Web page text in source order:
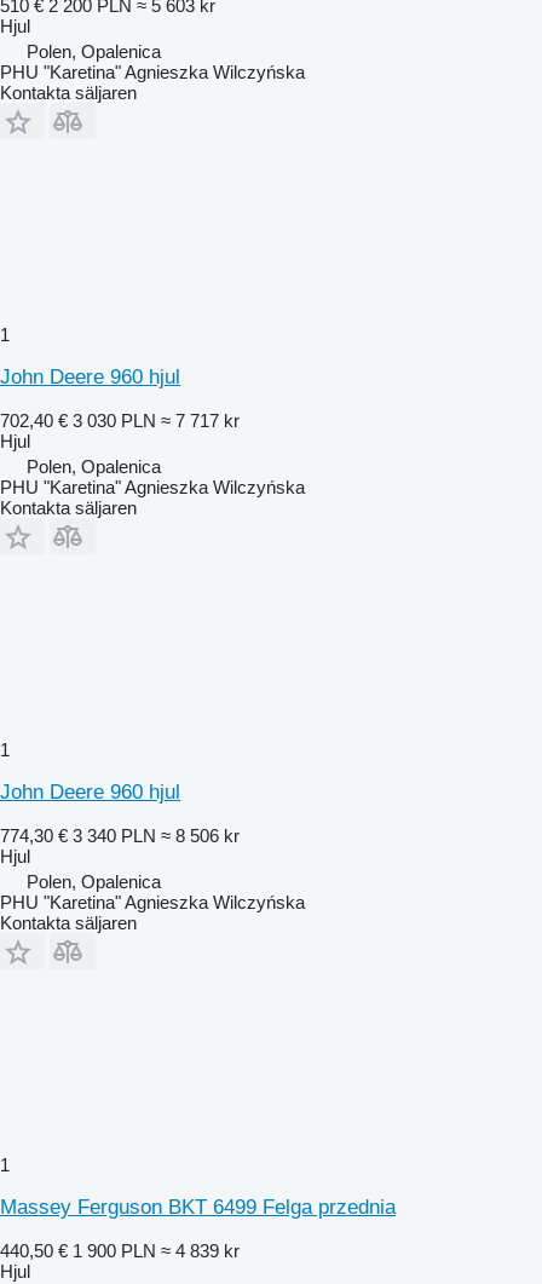
510 € 2 200 PLN ≈ 5 603 kr
Hjul
Polen, Opalenica
PHU "Karetina" Agnieszka Wilczyńska
Kontakta säljaren
1
John Deere 960 hjul
702,40 € 3 030 PLN ≈ 7 717 kr
Hjul
Polen, Opalenica
PHU "Karetina" Agnieszka Wilczyńska
Kontakta säljaren
1
John Deere 960 hjul
774,30 € 3 340 PLN ≈ 8 506 kr
Hjul
Polen, Opalenica
PHU "Karetina" Agnieszka Wilczyńska
Kontakta säljaren
1
Massey Ferguson BKT 6499 Felga przednia
440,50 € 1 900 PLN ≈ 4 839 kr
Hjul